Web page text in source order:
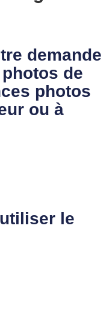
demande
de
photos
ou à
le